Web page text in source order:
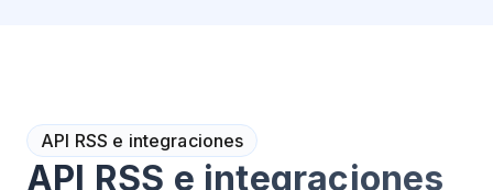
API RSS e integraciones
API RSS e integraciones